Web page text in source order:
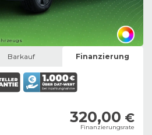
Barkauf Finanzierung
320,00 €
Finanzierungsrate